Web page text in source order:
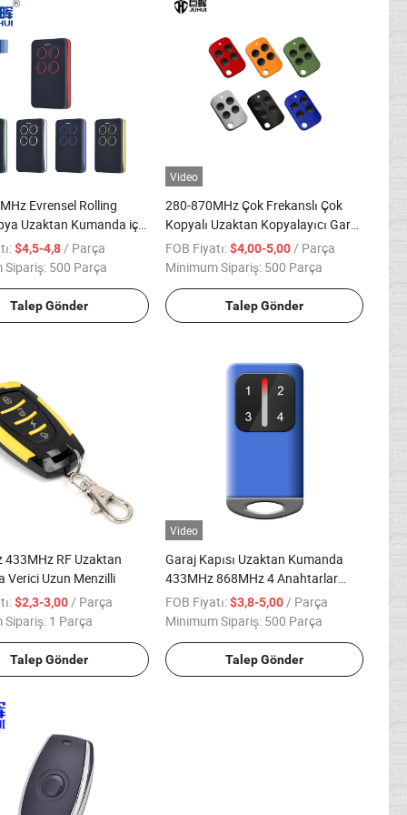
Evrensel Rolling
Uzaktan Kumanda için
$4,5-4,8/ Parça
Sipariş: 500 Parça
Talep Gönder
Video
280-870MHz Çok Frekanslı Çok
Kopyalı Uzaktan Kopyalayıcı Garaj
Kapısı için
FOB Fiyatı:$4,00-5,00/ Parça
Minimum Sipariş: 500 Parça
Talep Gönder
433MHz RF Uzaktan
Verici Uzun Menzilli
$2,3-3,00 / Parça
Sipariş: 1 Parça
Talep Gönder
Video
Garaj Kapısı Uzaktan Kumanda
433MHz 868MHz 4 Anahtarlar
287-868.6MHz Garaj Kapısı Açıcı
Yuvarlanan Kod Verici Kapı
FOB Fiyatı:$3,8-5,00 / Parça
Minimum Sipariş: 500 Parça
Talep Gönder